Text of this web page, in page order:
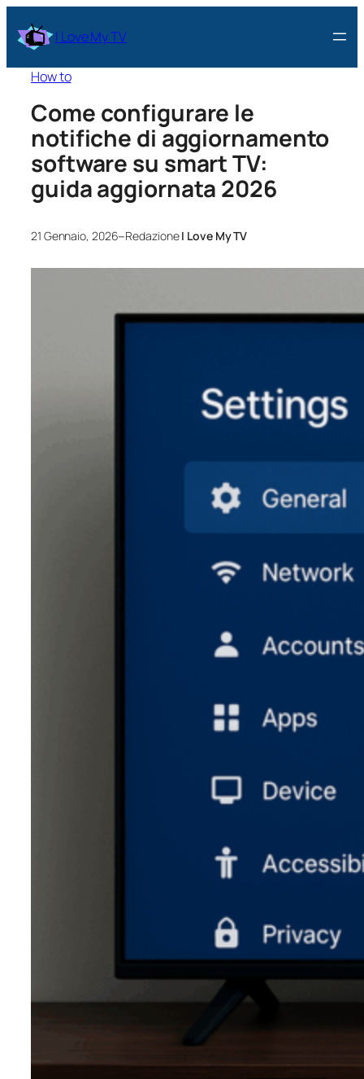
I Love My TV
How to
Come configurare le
notifiche di aggiornamento
software su smart TV:
guida aggiornata 2026
21 Gennaio, 2026–RedazioneI Love My TV